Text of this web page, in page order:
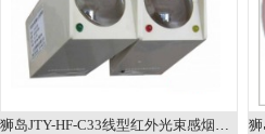
狮岛JTY-HF-C33线型红外光束感烟火灾探测器